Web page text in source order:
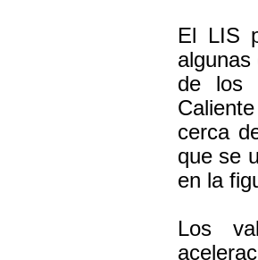
El LIS
de los
cerca
que se
en la
Los